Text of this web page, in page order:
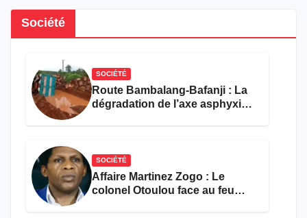
Société
SOCIÉTÉ
Route Bambalang-Bafanji : La
dégradation de l’axe asphyxie
SOCIÉTÉ
Affaire Martinez Zogo : Le
colonel Otoulou face au feu